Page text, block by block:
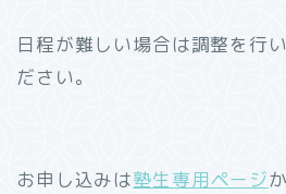
日程が難しい場合は調整を行
ださい。
お申し込みは塾生専用ページ